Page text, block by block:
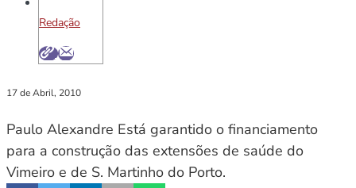
Redação
17 de Abril, 2010
Paulo Alexandre Está garantido o financiamento
para a construção das extensões de saúde do
Vimeiro e de S. Martinho do Porto.